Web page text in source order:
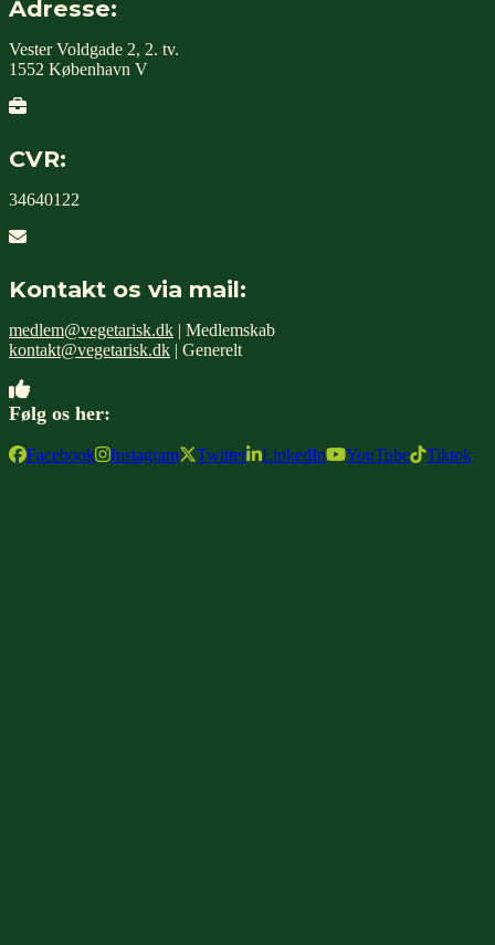
Adresse:
Vester Voldgade 2, 2. tv.
1552 København V
CVR:
34640122
Kontakt os via mail:
medlem@vegetarisk.dk | Medlemskab
kontakt@vegetarisk.dk | Generelt
Følg os her:
Facebook Instagram Twitter LinkedIn YouTube Tiktok